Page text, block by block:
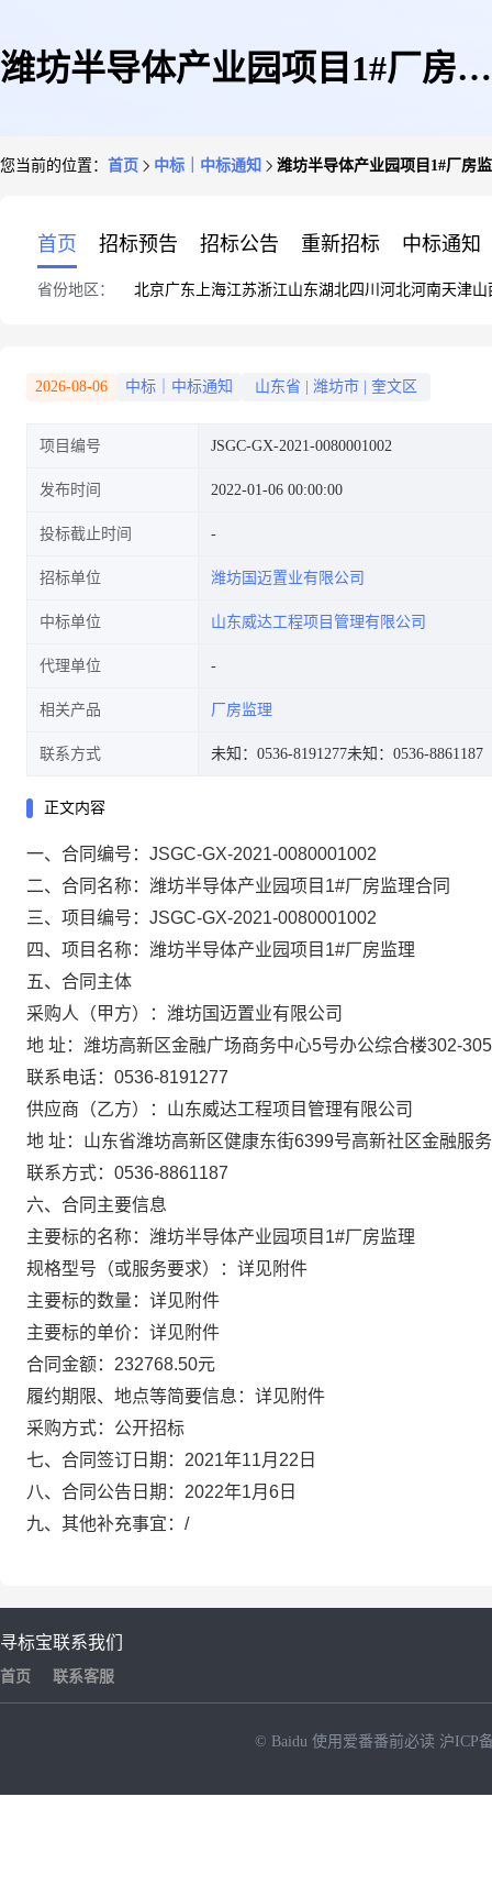
潍坊半导体产业园项目1#厂房监
您当前的位置： 首页 中标｜中标通知 潍坊半导体产业园项目1#厂房
首页 招标预告 招标公告 重新招标 中标通知
省份地区： 北京广东 上海江苏浙江山东湖北四川 河北河南天津山
2026-08-06 中标｜中标通知 山东省 潍坊市 奎文区
项目编号 JSGC-GX-2021-0080001002
发布时间 2022-01-06 00:00:00
投标截止时间
招标单位 潍坊国迈置业有限公司
中标单位 山东威达工程项目管理有限公司
代理单位
相关产品 厂房监理
联系方式 未知：0536-8191277未知：0536-8861187
正文内容
一、合同编号：JSGC-GX-2021-0080001002
二、合同名称：潍坊半导体产业园项目1#厂房监理合同
三、项目编号：JSGC-GX-2021-0080001002
四、项目名称：潍坊半导体产业园项目1#厂房监理
五、合同主体
采购人（甲方）：潍坊国迈置业有限公司
地 址：潍坊高新区金融广场商务中心5号办公综合楼302-305
联系电话：0536-8191277
供应商（乙方）：山东威达工程项目管理有限公司
地 址：山东省潍坊高新区健康东街6399号高新社区金融服
联系方式：0536-8861187
六、合同主要信息
主要标的名称：潍坊半导体产业园项目1#厂房监理
规格型号（或服务要求）：详见附件
主要标的数量：详见附件
主要标的单价：详见附件
合同金额：232768.50元
履约期限、地点等简要信息：详见附件
采购方式：公开招标
七、合同签订日期：2021年11月22日
八、合同公告日期：2022年1月6日
九、其他补充事宜：/
寻标宝
首页
联系我们
联系客服
© Baidu 使用爱番番前必读 沪ICP